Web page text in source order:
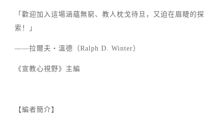
「歡迎加入這場涵蘊無窮、教人枕戈待旦，又迫在眉睫的探
索！」
——拉爾夫‧溫德（Ralph D. Winter）
《宣教心視野》主編
【編者簡介】